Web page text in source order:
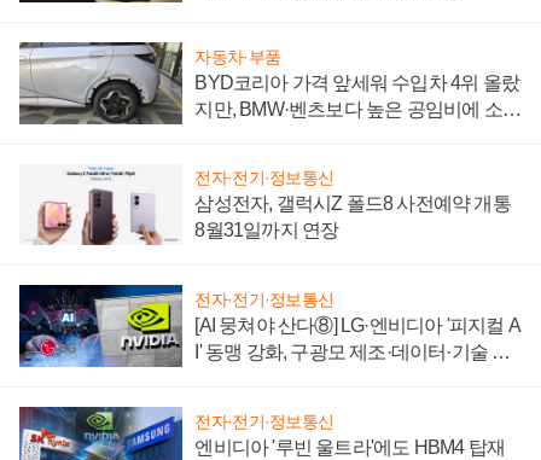
자동차·부품
BYD코리아 가격 앞세워 수입차 4위 올랐
지만, BMW·벤츠보다 높은 공임비에 소비
전자·전기·정보통신
삼성전자, 갤럭시Z 폴드8 사전예약 개통
8월31일까지 연장
전자·전기·정보통신
[AI 뭉쳐야 산다⑧] LG·엔비디아 '피지컬 A
I' 동맹 강화, 구광모 제조·데이터·기술 결
전자·전기·정보통신
엔비디아 '루빈 울트라'에도 HBM4 탑재